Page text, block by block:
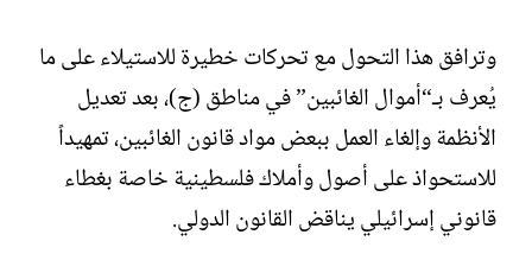
وترافق هذا التحول مع تحركات خطيرة للاستيلاء على ما
يُعرف بـ“أموال الغائبين” في مناطق (ج)، بعد تعديل
الأنظمة وإلغاء العمل ببعض مواد قانون الغائبين، تمهيداً
للاستحواذ على أصول وأملاك فلسطينية خاصة بغطاء
قانوني إسرائيلي يناقض القانون الدولي.